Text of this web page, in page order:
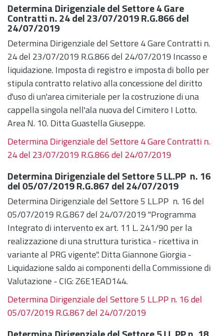
Determina Dirigenziale del Settore 4 Gare
Contratti n. 24 del 23/07/2019 R.G.866 del
24/07/2019
Determina Dirigenziale del Settore 4 Gare Contratti n.
24 del 23/07/2019 R.G.866 del 24/07/2019 Incasso e
liquidazione. Imposta di registro e imposta di bollo per
stipula contratto relativo alla concessione del diritto
d'uso di un'area cimiteriale per la costruzione di una
cappella singola nell'ala nuova del Cimitero I Lotto.
Area N. 10. Ditta Guastella Giuseppe.
Determina Dirigenziale del Settore 4 Gare Contratti n.
24 del 23/07/2019 R.G.866 del 24/07/2019
Determina Dirigenziale del Settore 5 LL.PP n. 16
del 05/07/2019 R.G.867 del 24/07/2019
Determina Dirigenziale del Settore 5 LL.PP n. 16 del
05/07/2019 R.G.867 del 24/07/2019 "Programma
Integrato di intervento ex art. 11 L. 241/90 per la
realizzazione di una struttura turistica - ricettiva in
variante al PRG vigente". Ditta Giannone Giorgia -
Liquidazione saldo ai componenti della Commissione di
Valutazione - CIG: Z6E1EAD144.
Determina Dirigenziale del Settore 5 LL.PP n. 16 del
05/07/2019 R.G.867 del 24/07/2019